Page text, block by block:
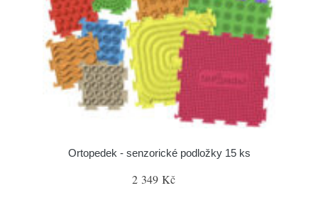
Ortopedek - senzorické podložky 15 ks
2 349 Kč